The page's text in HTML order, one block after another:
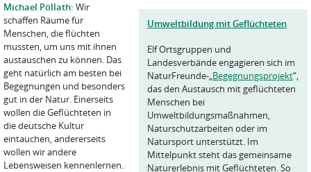
Umweltbildung mit Geflüchteten
Elf Ortsgruppen und
Landesverbände engagieren sich im
NaturFreunde-„Begegnungsprojekt“,
das den Austausch mit geflüchteten
Menschen bei
Umweltbildungsmaßnahmen,
Naturschutzarbeiten oder im
Natursport unterstützt. Im
Mittelpunkt steht das gemeinsame
Naturerlebnis mit Geflüchteten. So
Michael Pöllath: Wir
schaffen Räume für
Menschen, die flüchten
mussten, um uns mit ihnen
austauschen zu können. Das
geht natürlich am besten bei
Begegnungen und besonders
gut in der Natur. Einerseits
wollen die Geflüchteten in
die deutsche Kultur
eintauchen, andererseits
wollen wir andere
Lebensweisen kennenlernen.